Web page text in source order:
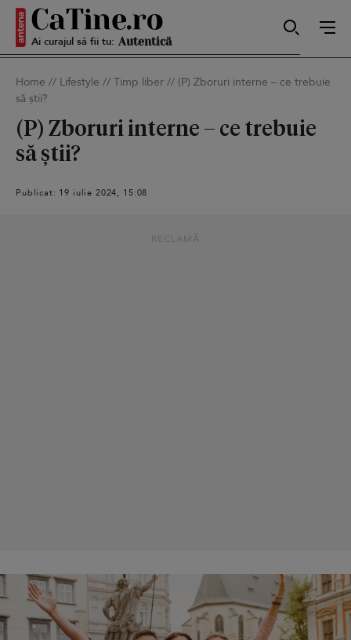
Ai curajul să fii tu: Sexy
Home // Lifestyle // Timp liber // (P) Zboruri interne – ce trebuie
să știi?
(P) Zboruri interne – ce trebuie
să știi?
Publicat: 19 iulie 2024, 15:08
RECLAMĂ